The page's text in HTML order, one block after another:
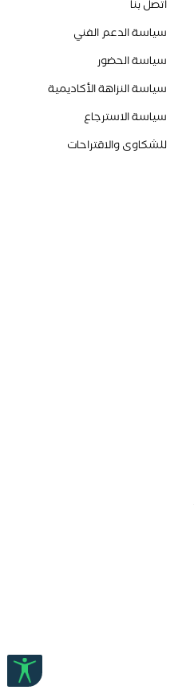
اتصل بنا
سياسة الدعم الفني
سياسة الحضور
سياسة النزاهة الأكاديمية
سياسة الاسترجاع
للشكاوى والاقتراحات